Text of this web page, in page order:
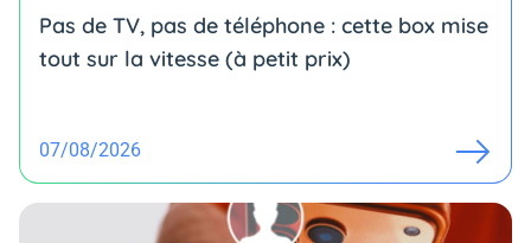
Pas de TV, pas de téléphone : cette box mise
tout sur la vitesse (à petit prix)
07/08/2026